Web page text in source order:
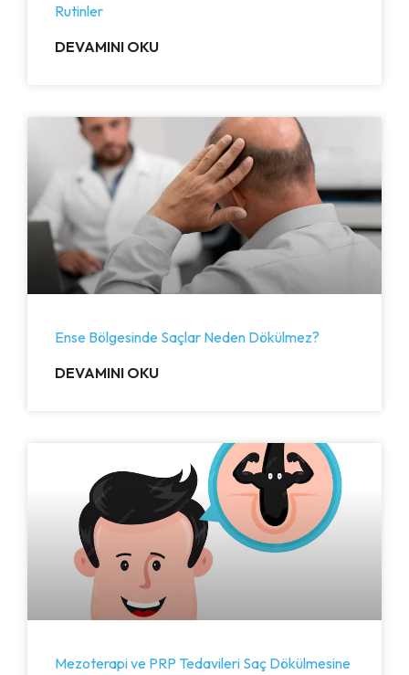
Rutinler
DEVAMINI OKU
Ense Bölgesinde Saçlar Neden Dökülmez?
DEVAMINI OKU
Mezoterapi ve PRP Tedavileri Saç Dökülmesine